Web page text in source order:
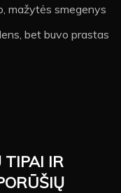
mažytės smegenys
bet buvo prastas
TIPAI IR